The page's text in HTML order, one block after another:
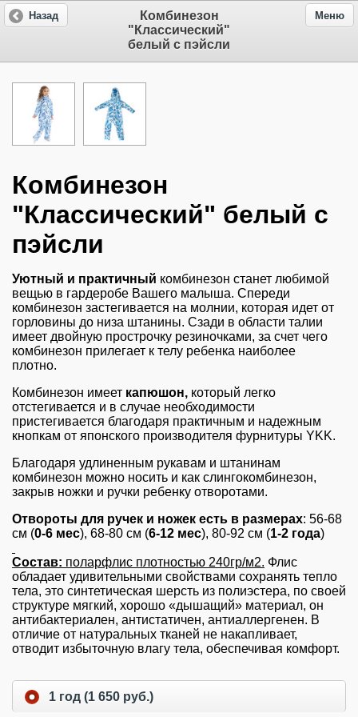
Комбинезон
"Классический"
белый с пэйсли
Назад Меню
Комбинезон
"Классический" белый с
пэйсли
Уютный и практичный комбинезон станет любимой
вещью в гардеробе Вашего малыша. Спереди
комбинезон застегивается на молнии, которая идет от
горловины до низа штанины. Сзади в области талии
имеет двойную прострочку резиночками, за счет чего
комбинезон прилегает к телу ребенка наиболее
плотно.
Комбинезон имеет капюшон, который легко
отстегивается и в случае необходимости
пристегивается благодаря практичным и надежным
кнопкам от японского производителя фурнитуры YKK.
Благодаря удлиненным рукавам и штанинам
комбинезон можно носить и как слингокомбинезон,
закрыв ножки и ручки ребенку отворотами.
Отвороты для ручек и ножек есть в размерах: 56-68
см (0-6 мес), 68-80 см (6-12 мес), 80-92 см (1-2 года)
Состав: поларфлис плотностью 240гр/м2. Флис
обладает удивительными свойствами сохранять тепло
тела, это синтетическая шерсть из полиэстера, по своей
структуре мягкий, хорошо «дышащий» материал, он
антибактериален, антистатичен, антиаллергенен. В
отличие от натуральных тканей не накапливает,
отводит избыточную влагу тела, обеспечивая комфорт.
1 год (1 650 руб.)